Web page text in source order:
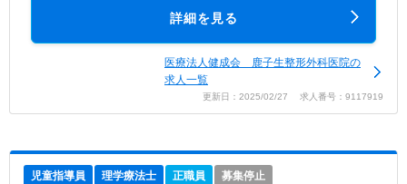
詳細を見る
医療法人健成会 鹿子生整形外科医院の
求人一覧
更新日：2025/02/27 求人番号：9117919
児童指導員 理学療法士 正職員 募集停止